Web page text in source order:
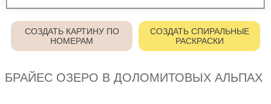
СОЗДАТЬ КАРТИНУ ПО
НОМЕРАМ
СОЗДАТЬ СПИРАЛЬНЫЕ
РАСКРАСКИ
БРАЙЕС ОЗЕРО В ДОЛОМИТОВЫХ АЛЬПАХ